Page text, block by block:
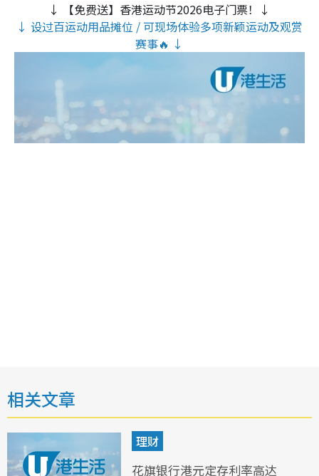
↓ 【免费送】香港运动节2026电子门票！↓
↓ 设过百运动用品摊位 / 可现场体验多项新颖运动及观赏
赛事🔥 ↓
相关文章
理财
花旗银行港元定存利率高达